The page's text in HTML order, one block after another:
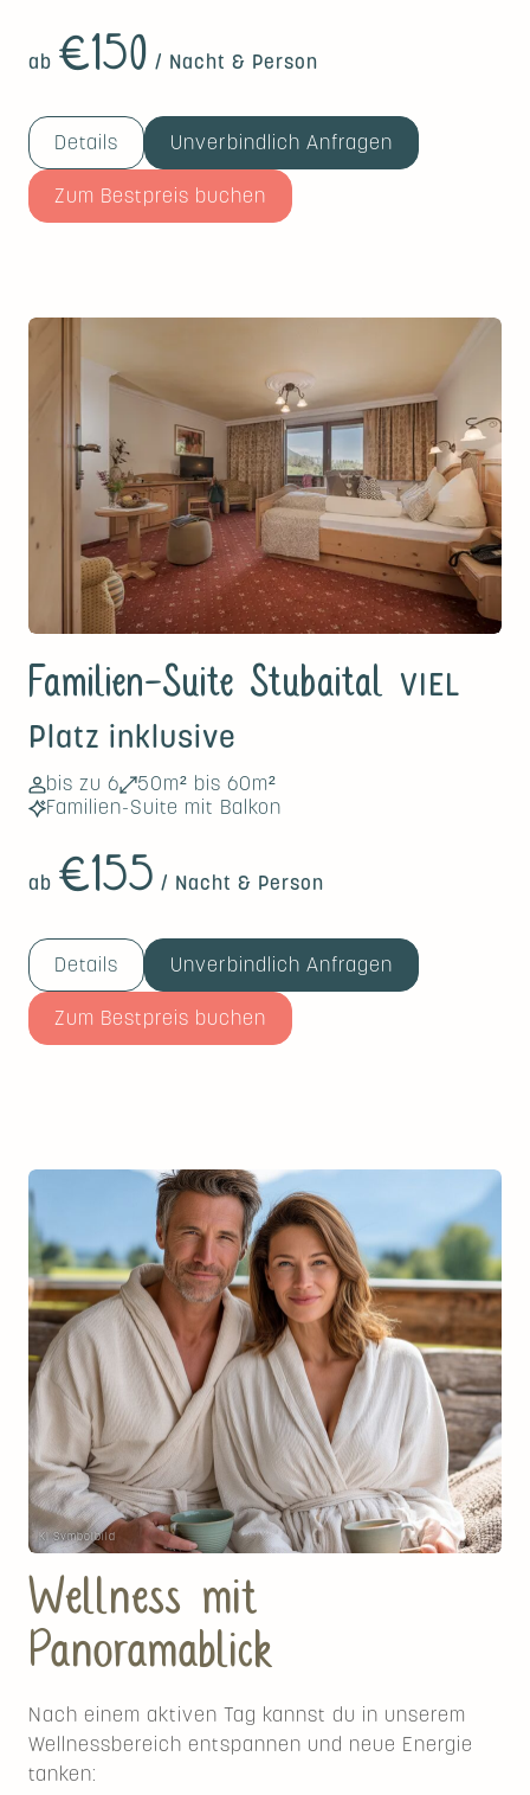
ab €150 / Nacht & Person
Details Unverbindlich Anfragen
Zum Bestpreis buchen
Familien-Suite StubaitalVIEL
Platz inklusive
bis zu 6
50m² bis 60m²
Familien-Suite mit Balkon
ab €155 / Nacht & Person
Details Unverbindlich Anfragen
Zum Bestpreis buchen
Wellness mit
Panoramablick
Nach einem aktiven Tag kannst du in unserem
Wellnessbereich entspannen und neue Energie
tanken:
KI Symbolbild